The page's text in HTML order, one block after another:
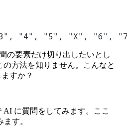
"4", "5", "X", "6",
の要素だけ切り出したいとし
の方法を知りません。こんなと
すか？
に質問をしてみます。ここ
す。